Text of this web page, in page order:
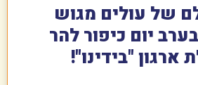
של עולים מגוש
יום כיפור להר
ארגון "בידינו"!